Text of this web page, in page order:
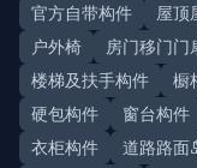
官方自带构件
屋顶
户外椅
房门移门门
楼梯及扶手构件
橱
硬包构件
窗台构件
衣柜构件
道路路面